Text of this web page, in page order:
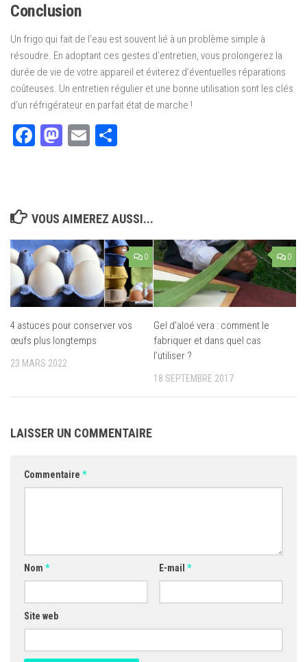
Conclusion
Un frigo qui fait de l’eau est souvent lié à un problème simple à
résoudre. En adoptant ces gestes d’entretien, vous prolongerez la
durée de vie de votre appareil et éviterez d’éventuelles réparations
coûteuses. Un entretien régulier et une bonne utilisation sont les clés
d’un réfrigérateur en parfait état de marche !
Facebook
Mastodon
Email
VOUS AIMEREZ AUSSI...
0
4 astuces pour conserver vos
œufs plus longtemps
23 MARS 2022
0
Gel d’aloé vera : comment le
fabriquer et dans quel cas
l’utiliser ?
18 SEPTEMBRE 2017
LAISSER UN COMMENTAIRE
Commentaire *
Nom * E-mail *
Site web